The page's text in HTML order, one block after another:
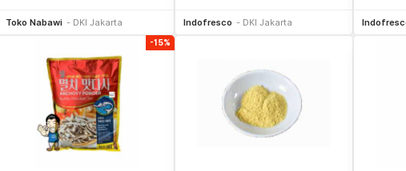
Toko Nabawi DKI Jakarta Indofresco DKI Jakarta
-15%